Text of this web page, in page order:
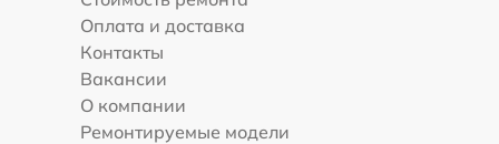
Оплата и доставка
Контакты
Вакансии
О компании
Ремонтируемые модели